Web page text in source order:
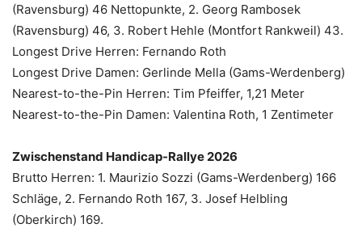
(Ravensburg) 46 Nettopunkte, 2. Georg Rambosek
(Ravensburg) 46, 3. Robert Hehle (Montfort Rankweil) 43.
Longest Drive Herren: Fernando Roth
Longest Drive Damen: Gerlinde Mella (Gams-Werdenberg)
Nearest-to-the-Pin Herren: Tim Pfeiffer, 1,21 Meter
Nearest-to-the-Pin Damen: Valentina Roth, 1 Zentimeter
Zwischenstand Handicap-Rallye 2026
Brutto Herren: 1. Maurizio Sozzi (Gams-Werdenberg) 166
Schläge, 2. Fernando Roth 167, 3. Josef Helbling
(Oberkirch) 169.